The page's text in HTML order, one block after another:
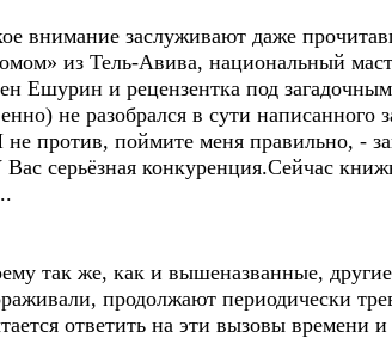
внимание заслуживают даже
из Тель-Авива, национальный
Ешурин и рецензентка под
не разобрался в сути
против, поймите меня правильно, -
серьёзная конкуренция.Сейчас
так же, как и вышеназванные,
продолжают периодически
ответить на эти вызовы времени